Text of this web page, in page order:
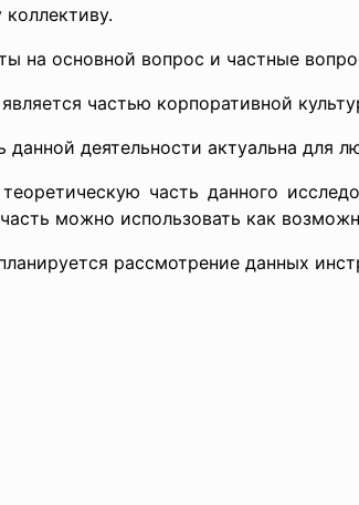
на основной вопрос и частные
частью корпоративной
данной деятельности актуальна для
часть данного
можно использовать как
рассмотрение данных